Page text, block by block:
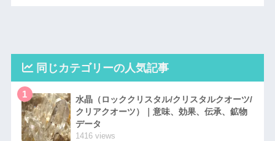
同じカテゴリーの人気記事
1
水晶（ロッククリスタル/クリスタルクオーツ/
クリアクオーツ）｜意味、効果、伝承、鉱物
データ
1416 views